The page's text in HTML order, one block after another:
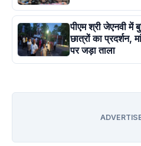
पीएम श्री जेएनवी में
छात्रों का प्रदर्शन,
पर जड़ा ताला